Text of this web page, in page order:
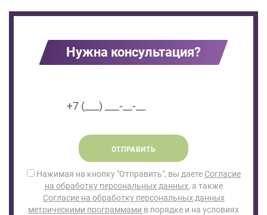
Нужна консультация?
ОТПРАВИТЬ
Нажимая на кнопку "Отправить", вы даете Согласие
на обработку персональных данных, а также
Согласие на обработку персональных данных
метрическими программами в порядке и на условиях